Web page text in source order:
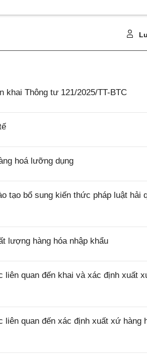
khai Thông tư 121/2025/TT-BTC
hoá lưỡng dụng
tạo bổ sung kiến thức pháp luật hải
lượng hàng hóa nhập khẩu
liên quan đến khai và xác định xuất
quan đến xác định xuất xứ hàng